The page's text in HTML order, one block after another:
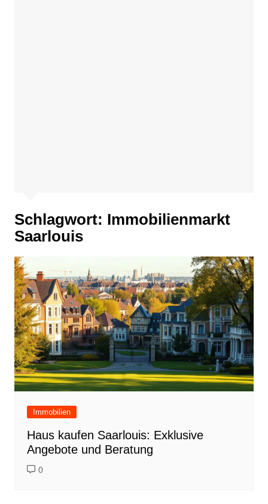
Schlagwort: Immobilienmarkt
Saarlouis
Immobilien
Haus kaufen Saarlouis: Exklusive
Angebote und Beratung
0